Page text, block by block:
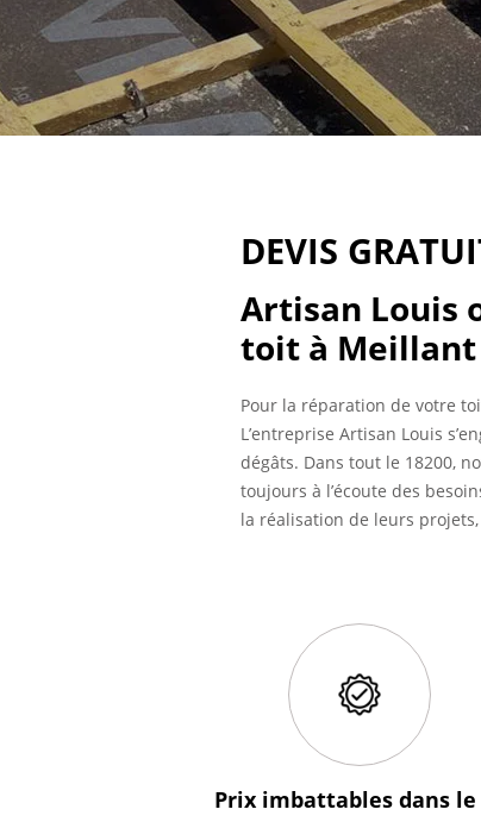
DEVIS
Artisan Louis
toit à Meillant
Pour la réparation de votre
L’entreprise Artisan Louis
dégâts. Dans tout le 18200,
toujours à l’écoute des
la réalisation de leurs projets,
Prix imbattables dans le